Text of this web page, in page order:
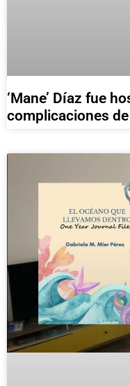
‘Mane’ Díaz fue
complicaciones de